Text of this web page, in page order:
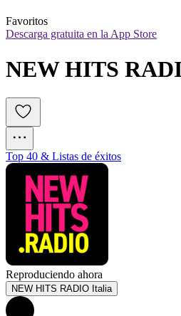
Favoritos
Descarga gratuita en la App Store
NEW HITS
Top 40 & Listas de éxitos
Reproduciendo ahora
NEW HITS RADIO Italia